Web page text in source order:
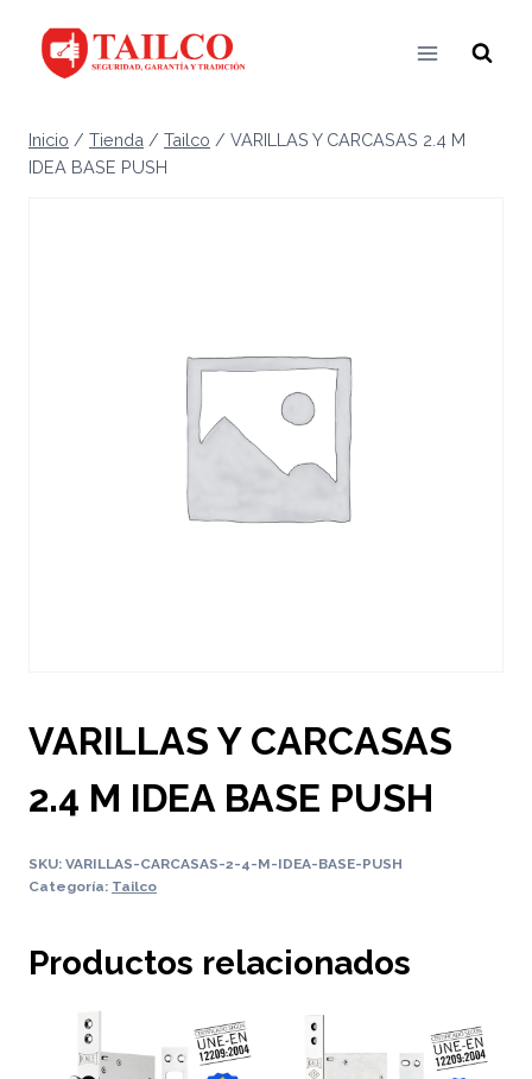
contenido
Inicio / Tienda / Tailco / VARILLAS Y CARCASAS 2.4 M
IDEA BASE PUSH
VARILLAS Y CARCASAS
2.4 M IDEA BASE PUSH
SKU: VARILLAS-CARCASAS-2-4-M-IDEA-BASE-PUSH
Categoría: Tailco
Productos relacionados